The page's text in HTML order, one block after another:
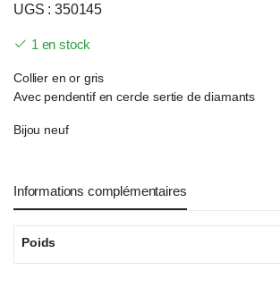
UGS : 350145
1 en stock
Collier en or gris
Avec pendentif en cercle sertie de diamants
Bijou neuf
Informations complémentaires
Poids